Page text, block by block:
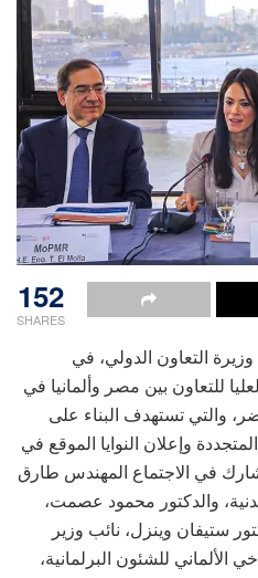
152
SHARES
التعاون الدولي، في
للتعاون بين مصر وألمانيا في
والتي تستهدف البناء على
وإعلان النوايا الموقع في
في الاجتماع المهندس طارق
والدكتور محمود عصمت،
ستيفان وينزل، نائب وزير
الألماني للشئون البرلمانية،